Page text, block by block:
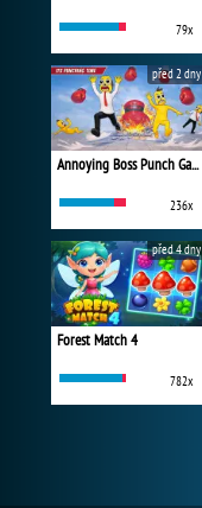
79x
Annoying Boss Punch Game
236x
před 2 dny
Forest Match 4
782x
před 4 dny